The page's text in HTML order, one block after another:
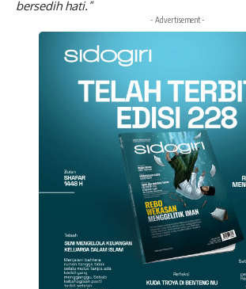
bersedih hati.”
- Advertisement -